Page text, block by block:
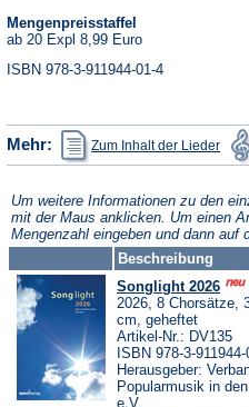
Mengenpreisstaffel
ab 20 Expl 8,99 Euro
ISBN 978-3-911944-01-4
Mehr: Zum Inhalt der Liederin
Tab)
Um weitere Informationen zu den
mit der Maus anklicken. Um einen
Mengenzahl eingeben und dann auf
Beschreibung
Songlight 2026
2026, 8 Chorsätze,
cm, geheftet
Artikel-Nr.: DV135
ISBN 978-3-
Herausgeber:
Popularmusik in
e.V.